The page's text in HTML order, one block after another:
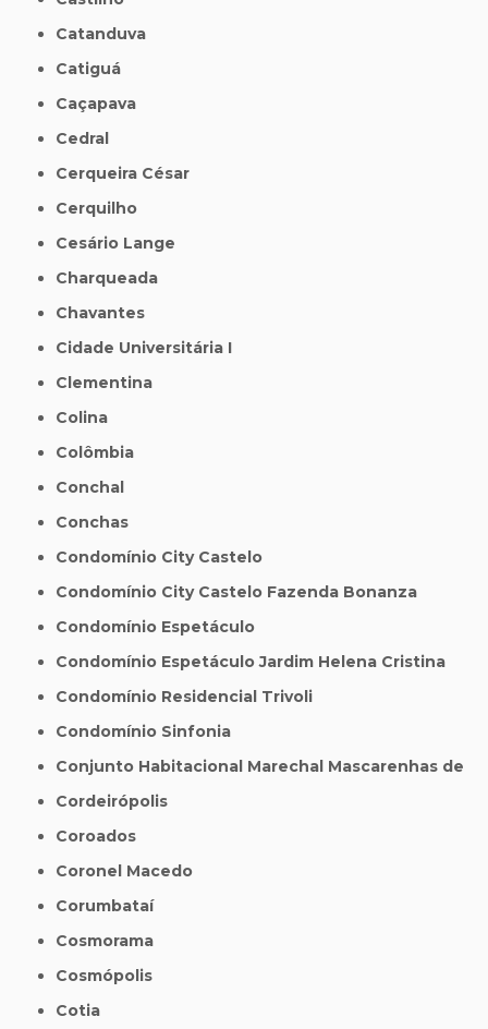
Catanduva
Catiguá
Caçapava
Cedral
Cerqueira César
Cerquilho
Cesário Lange
Charqueada
Chavantes
Cidade Universitária I
Clementina
Colina
Colômbia
Conchal
Conchas
Condomínio City Castelo
Condomínio City Castelo Fazenda Bonanza
Condomínio Espetáculo
Condomínio Espetáculo Jardim Helena Cristina
Condomínio Residencial Trivoli
Condomínio Sinfonia
Conjunto Habitacional Marechal Mascarenhas de
Cordeirópolis
Coroados
Coronel Macedo
Corumbataí
Cosmorama
Cosmópolis
Cotia